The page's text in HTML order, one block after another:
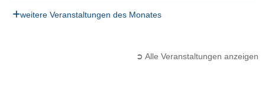
weitere Veranstaltungen des Monates
➲ Alle Veranstaltungen anzeigen